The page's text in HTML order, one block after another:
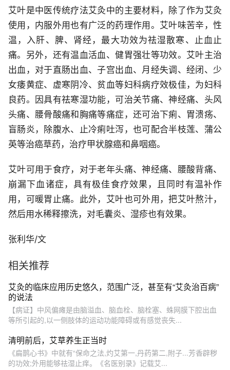
艾叶是中医传统疗法艾灸中的主要材料，除了作为艾灸
使用，内服外用也有广泛的药理作用。艾叶味苦辛，性
温，入肝、脾、肾经，最大功效为祛湿散寒、止血止
痛。另外，还有温血活血、健胃强壮等功效。艾叶主治
出血，对于直肠出血、子宫出血、月经失调、经闭、少
女痿黄症、虚寒阴冷、贫血等妇科病疗效极佳，为妇科
良药。因具有祛寒湿功能，可治关节痛、神经痛、头风
头痛、腰骨酸痛和胸痛等痛症，还可治下痢、胃溃疡、
盲肠炎，除腹水、止冷痢吐泻，也可配合半枝莲、蒲公
英等治癌草药，治疗甲状腺癌和鼻咽癌。
艾叶可用于食疗，对于老年头痛、神经痛、腰酸背痛、
崩漏下血诸症，具有极佳食疗效果，且同时有温补作
用，可暖胃止痛。此外，艾叶也可外用，把艾叶熬汁，
然后用水稀释擦洗，对毛囊炎、湿疹也有效果。
张利华/文
相关推荐
艾灸的临床应用历史悠久，范围广泛，甚至有“艾灸治百病”
的说法
【病证】中风偏瘫是由脑溢血、脑血栓、脑栓塞、蛛网膜下腔出血
等所引起的,以一侧肢体的运动功能障碍或有感觉丧失...
清明前后，艾草养生正当时
《扁鹊心书》中就有“保命之法,灼艾第一,丹药第二,附子...芳香辟秽
的功效;外用能够祛湿止痒。《名医别录》记载艾...